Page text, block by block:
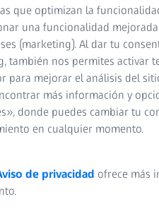
INSPECT le
ZEISS INSPECT guarda
sean trazables, repetibles
con el concepto paramétrico
resultados se recalculan
que optimizan la
una funcionalidad
(marketing). Al dar tu
también nos permites activar
para mejorar el análisis del
más información y
donde puedes cambiar tu
en cualquier momento.
de privacidad ofrece más